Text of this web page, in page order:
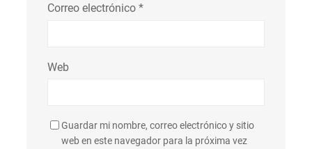
Correo electrónico *
Web
Guardar mi nombre, correo electrónico y sitio
web en este navegador para la próxima vez